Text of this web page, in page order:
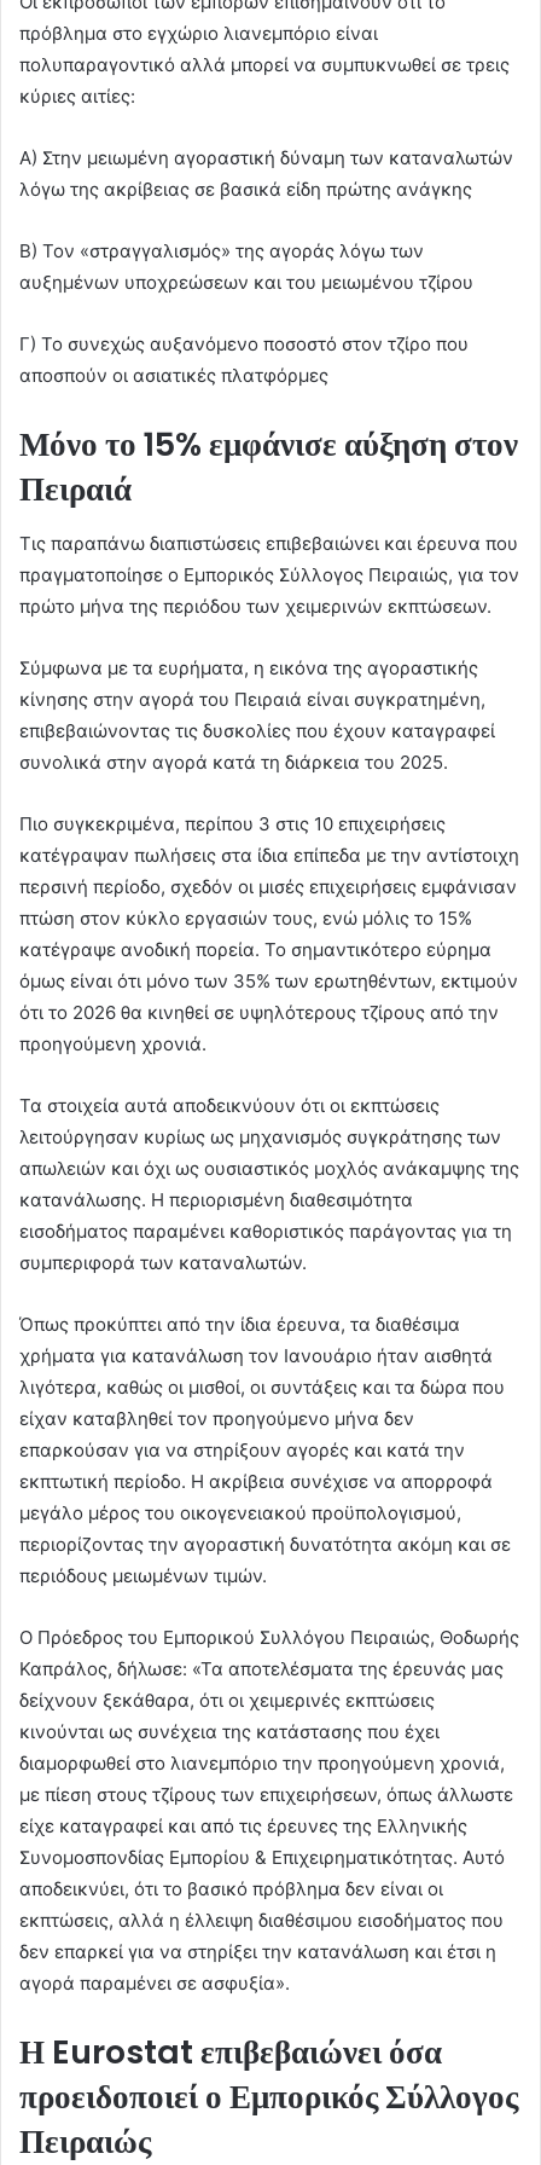
πρόβλημα στο εγχώριο λιανεμπόριο είναι
πολυπαραγοντικό αλλά μπορεί να συμπυκνωθεί σε τρεις
κύριες αιτίες:
Α) Στην μειωμένη αγοραστική δύναμη των καταναλωτών
λόγω της ακρίβειας σε βασικά είδη πρώτης ανάγκης
Β) Τον «στραγγαλισμός» της αγοράς λόγω των
αυξημένων υποχρεώσεων και του μειωμένου τζίρου
Γ) Το συνεχώς αυξανόμενο ποσοστό στον τζίρο που
αποσπούν οι ασιατικές πλατφόρμες
Μόνο το 15% εμφάνισε αύξηση στον
Πειραιά
Τις παραπάνω διαπιστώσεις επιβεβαιώνει και έρευνα που
πραγματοποίησε ο Εμπορικός Σύλλογος Πειραιώς, για τον
πρώτο μήνα της περιόδου των χειμερινών εκπτώσεων.
Σύμφωνα με τα ευρήματα, η εικόνα της αγοραστικής
κίνησης στην αγορά του Πειραιά είναι συγκρατημένη,
επιβεβαιώνοντας τις δυσκολίες που έχουν καταγραφεί
συνολικά στην αγορά κατά τη διάρκεια του 2025.
Πιο συγκεκριμένα, περίπου 3 στις 10 επιχειρήσεις
κατέγραψαν πωλήσεις στα ίδια επίπεδα με την αντίστοιχη
περσινή περίοδο, σχεδόν οι μισές επιχειρήσεις εμφάνισαν
πτώση στον κύκλο εργασιών τους, ενώ μόλις το 15%
κατέγραψε ανοδική πορεία. Το σημαντικότερο εύρημα
όμως είναι ότι μόνο των 35% των ερωτηθέντων, εκτιμούν
ότι το 2026 θα κινηθεί σε υψηλότερους τζίρους από την
προηγούμενη χρονιά.
Τα στοιχεία αυτά αποδεικνύουν ότι οι εκπτώσεις
λειτούργησαν κυρίως ως μηχανισμός συγκράτησης των
απωλειών και όχι ως ουσιαστικός μοχλός ανάκαμψης της
κατανάλωσης. Η περιορισμένη διαθεσιμότητα
εισοδήματος παραμένει καθοριστικός παράγοντας για τη
συμπεριφορά των καταναλωτών.
Όπως προκύπτει από την ίδια έρευνα, τα διαθέσιμα
χρήματα για κατανάλωση τον Ιανουάριο ήταν αισθητά
λιγότερα, καθώς οι μισθοί, οι συντάξεις και τα δώρα που
είχαν καταβληθεί τον προηγούμενο μήνα δεν
επαρκούσαν για να στηρίξουν αγορές και κατά την
εκπτωτική περίοδο. Η ακρίβεια συνέχισε να απορροφά
μεγάλο μέρος του οικογενειακού προϋπολογισμού,
περιορίζοντας την αγοραστική δυνατότητα ακόμη και σε
περιόδους μειωμένων τιμών.
Ο Πρόεδρος του Εμπορικού Συλλόγου Πειραιώς, Θοδωρής
Καπράλος, δήλωσε: «Τα αποτελέσματα της έρευνάς μας
δείχνουν ξεκάθαρα, ότι οι χειμερινές εκπτώσεις
κινούνται ως συνέχεια της κατάστασης που έχει
διαμορφωθεί στο λιανεμπόριο την προηγούμενη χρονιά,
με πίεση στους τζίρους των επιχειρήσεων, όπως άλλωστε
είχε καταγραφεί και από τις έρευνες της Ελληνικής
Συνομοσπονδίας Εμπορίου & Επιχειρηματικότητας. Αυτό
αποδεικνύει, ότι το βασικό πρόβλημα δεν είναι οι
εκπτώσεις, αλλά η έλλειψη διαθέσιμου εισοδήματος που
δεν επαρκεί για να στηρίξει την κατανάλωση και έτσι η
αγορά παραμένει σε ασφυξία».
Η Eurostat επιβεβαιώνει όσα
προειδοποιεί ο Εμπορικός Σύλλογος
Πειραιώς